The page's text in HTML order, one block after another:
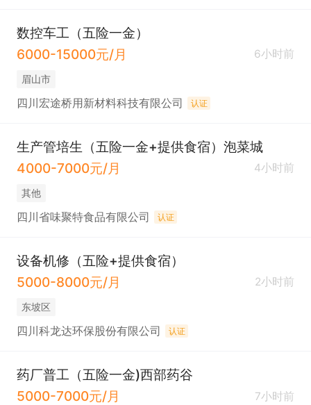
数控车工（五险一金）
6000-15000元/月
6小时前
眉山市
四川宏途桥用新材料科技有限公司 认证
生产管培生（五险一金+提供食宿）泡菜城
4000-7000元/月
4小时前
其他
四川省味聚特食品有限公司 认证
设备机修（五险+提供食宿）
5000-8000元/月
2小时前
东坡区
四川科龙达环保股份有限公司 认证
药厂普工（五险一金)西部药谷
5000-7000元/月
7小时前